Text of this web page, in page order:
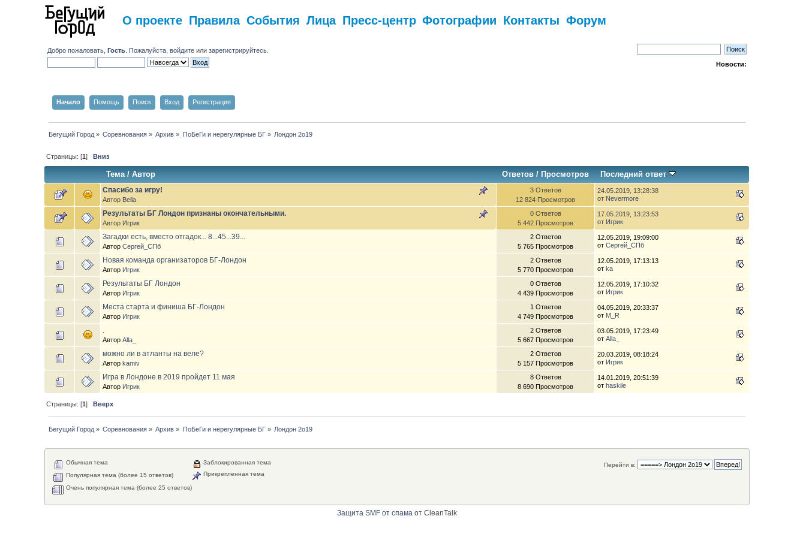
О проекте Правила События Лица Пресс-центр Фотографии Контакты Форум
Добро пожаловать,Гость . Пожалуйста,войдите илизарегистрируйтесь
Новости:
Начало Помощь Поиск Вход Регистрация
Бегущий Город» Соревнования» Архив » ПоБеГи и нерегулярные БГ» Лондон 2о19
Страницы: [1] Вниз
Тема/ Автор Ответов/ Просмотров Последний ответ
Спасибо за игру!
Автор Bella
3 Ответов
12 824 Просмотров
24.05.2019, 13:28:38
от Nevermore
Результаты БГ Лондон признаны окончательными.
Автор Игрик
0 Ответов
5 442 Просмотров
17.05.2019, 13:23:53
от Игрик
Загадки есть, вместо отгадок... 8...45...39...
АвторСергей_СПб
2 Ответов
5 765 Просмотров
12.05.2019, 19:09:00
отСергей_СПб
Новая команда организаторов БГ-Лондон
Автор Игрик
2 Ответов
5 770 Просмотров
12.05.2019, 17:13:13
отka
Результаты БГ Лондон
Автор Игрик
0 Ответов
4 439 Просмотров
12.05.2019, 17:10:32
от Игрик
Места старта и финиша БГ-Лондон
Автор Игрик
1 Ответов
4 749 Просмотров
04.05.2019, 20:33:37
от M_R
АвторAlla_
2 Ответов
5 667 Просмотров
03.05.2019, 17:23:49
отAlla_
можно ли в атланты на веле?
Авторkamiv
2 Ответов
5 157 Просмотров
20.03.2019, 08:18:24
от Игрик
Игра в Лондоне в 2019 пройдет 11 мая
Автор Игрик
8 Ответов
8 690 Просмотров
14.01.2019, 20:51:39
отhaskile
Страницы: [1] Вверх
Бегущий Город» Соревнования» Архив » ПоБеГи и нерегулярные БГ» Лондон 2о19
Перейти в:
Обычная тема
Популярная тема (более 15 ответов)
Очень популярная тема (более 25 ответов)
Заблокированная тема
Прикрепленная тема
Защита SMF от спама от CleanTalk